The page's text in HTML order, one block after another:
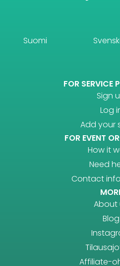
Suomi
FOR SERVICE
Sign
Log
Add your
FOR EVENT
How it
Need
Contact
About
Blog
Affiliate-